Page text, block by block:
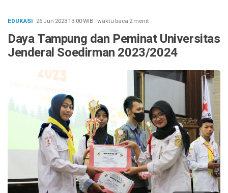
EDUKASI· 26 Jun 202313:00WIB ·waktu baca 2 menit
Daya Tampung dan Peminat Universitas
Jenderal Soedirman 2023/2024